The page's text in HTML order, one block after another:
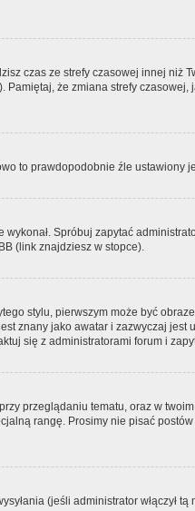
czas ze strefy czasowej innej
że zmiana strefy
to prawdopodobnie źle ustawiony
Spróbuj zapytać
(link znajdziesz w stopce).
stylu, pierwszym może być
znany jako awatar i zazwyczaj
się z administratorami forum i
przeglądaniu tematu, oraz w
rangę. Prosimy nie pisać
(jeśli administrator włączył